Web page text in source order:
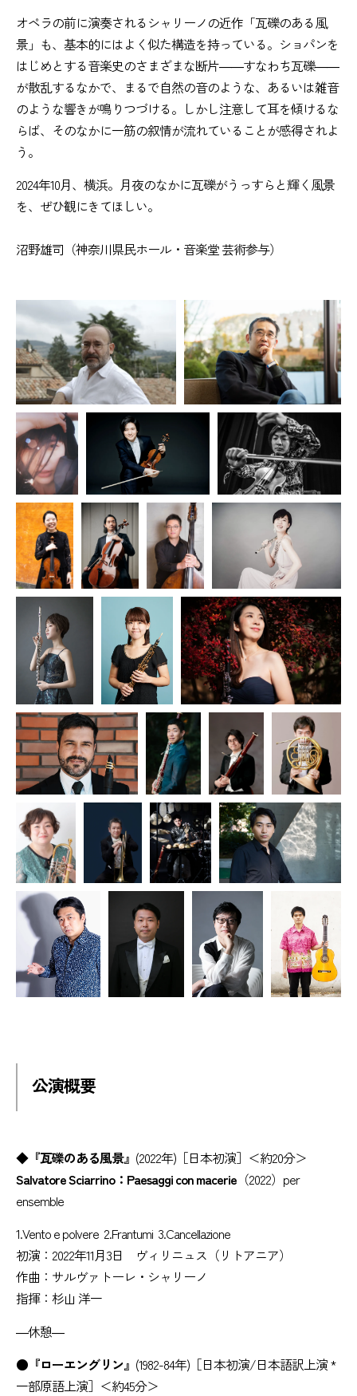
オペラの前に演奏されるシャリーノの近作「瓦礫のある風
景」も、基本的にはよく似た構造を持っている。ショパンを
はじめとする音楽史のさまざまな断片――すなわち瓦礫――
が散乱するなかで、まるで自然の音のような、あるいは雑音
のような響きが鳴りつづける。しかし注意して耳を傾けるな
らば、そのなかに一筋の叙情が流れていることが感得されよ
う。
2024年10月、横浜。月夜のなかに瓦礫がうっすらと輝く風景
を、ぜひ観にきてほしい。
沼野雄司（神奈川県民ホール・音楽堂 芸術参与）
公演概要
◆『瓦礫のある風景』 (2022年)［日本初演］＜約20分＞
Salvatore Sciarrino：Paesaggi con macerie （2022）per
ensemble
1.Vento e polvere 2.Frantumi 3.Cancellazione
初演：2022年11月3日 ヴィリニュス（リトアニア）
作曲：サルヴァトーレ・シャリーノ
指揮：杉山 洋一
―休憩―
●『ローエングリン』 (1982-84年)［日本初演/日本語訳上演 *
一部原語上演］＜約45分＞